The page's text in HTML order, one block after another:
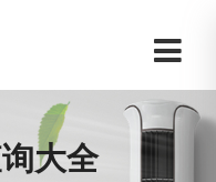
大全